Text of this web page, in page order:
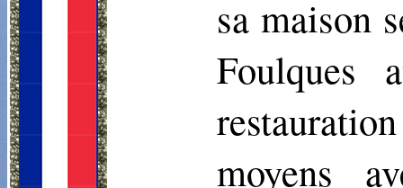
sa maison
Foulques
moyens